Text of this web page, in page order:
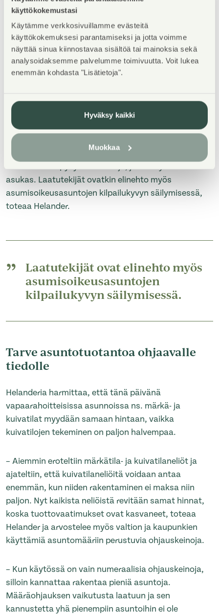
käyttökokemustasi
Käytämme verkkosivuillamme evästeitä
käyttökokemuksesi parantamiseksi ja jotta voimme
näyttää sinua kiinnostavaa sisältöä tai mainoksia sekä
analysoidaksemme palvelumme toimivuutta. Voit lukea
enemmän kohdasta "Lisätietoja".
Hyväksy kaikki
Muokkaa
omakustannusperiaatteeseen, asukkailla on varaa
hankkia tarpeitaan vastaava asunto ja niissä
asutaan usein pitkään. Asuntosäätiön yli 17 000
asumisoikeusasunnon käyttöaste on 97,5 % ja
keskimääräinen asumisaika on 8,6 vuotta.
ylivoimainen kilpailuetu asuntomarkkinoilla.
– Kun esimerkiksi Asuntosäätiö rakentaa taloja
omaan omistukseensa, heillä on vastuu laadusta.
Heidän täytyy varmistaa, että tuotetaan
kiinnostavina pysyviä asuntoja, joihin löydetään
asukas. Laatutekijät ovatkin elinehto myös
asumisoikeusasuntojen kilpailukyvyn säilymisessä,
toteaa Helander.
Laatutekijät ovat elinehto myös
asumisoikeusasuntojen
kilpailukyvyn säilymisessä.
Tarve asuntotuotantoa ohjaavalle
tiedolle
Helanderia harmittaa, että tänä päivänä
vapaarahoitteisissa asunnoissa ns. märkä- ja
kuivatilat myydään samaan hintaan, vaikka
kuivatilojen tekeminen on paljon halvempaa.
– Aiemmin eroteltiin märkätila- ja kuivatilaneliöt ja
ajateltiin, että kuivatilaneliöitä voidaan antaa
enemmän, kun niiden rakentaminen ei maksa niin
paljon. Nyt kaikista neliöistä revitään samat hinnat,
koska tuottovaatimukset ovat kasvaneet, toteaa
Helander ja arvostelee myös valtion ja kaupunkien
käyttämiä asuntomääriin perustuvia ohjauskeinoja.
– Kun käytössä on vain numeraalisia ohjauskeinoja,
silloin kannattaa rakentaa pieniä asuntoja.
Määräohjauksen vaikutusta laatuun ja sen
kannustetta yhä pienempiin asuntoihin ei ole